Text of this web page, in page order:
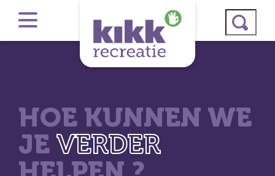
HOE KUNNEN WE
JE VERDER